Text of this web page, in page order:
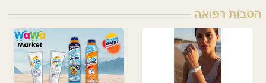
הטבות רפואה